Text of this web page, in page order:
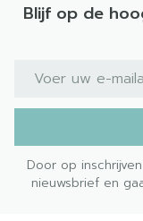
Preventie van
behouden of
dosisverlaging)
Blijf op de
E-mail adres
Door op
nieuwsbrief en